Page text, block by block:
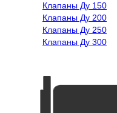
Клапаны Ду 150
Клапаны Ду 200
Клапаны Ду 250
Клапаны Ду 300